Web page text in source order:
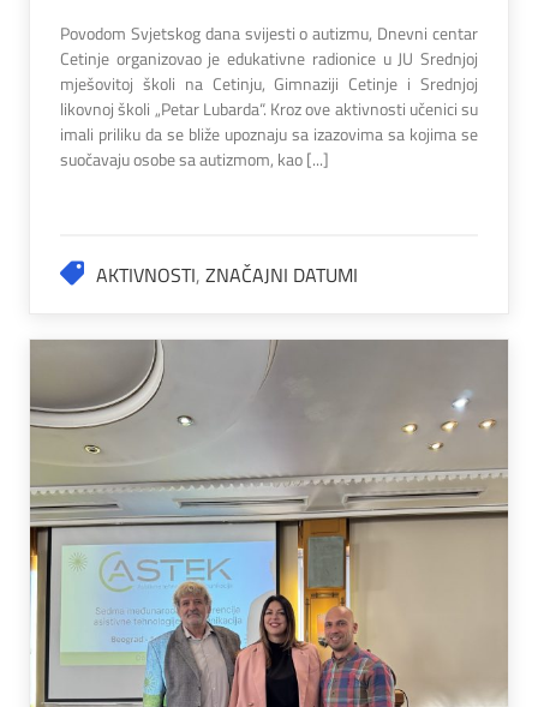
Povodom Svjetskog dana svijesti o autizmu, Dnevni centar
Cetinje organizovao je edukativne radionice u JU Srednjoj
mješovitoj školi na Cetinju, Gimnaziji Cetinje i Srednjoj
likovnoj školi „Petar Lubarda“. Kroz ove aktivnosti učenici su
imali priliku da se bliže upoznaju sa izazovima sa kojima se
suočavaju osobe sa autizmom, kao [...]
AKTIVNOSTI, ZNAČAJNI DATUMI